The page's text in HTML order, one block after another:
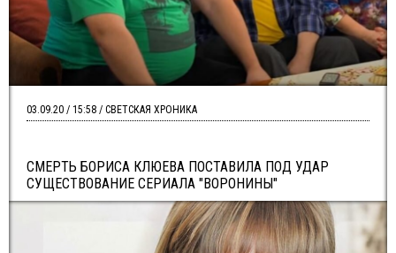
СМЕРТЬ БОРИСА КЛЮЕВА ПОСТАВИЛА ПОД УДАР
СУЩЕСТВОВАНИЕ СЕРИАЛА "ВОРОНИНЫ"
03.09.20 / 15:58 / СВЕТСКАЯ ХРОНИКА